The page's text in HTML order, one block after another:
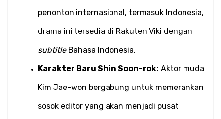
penonton internasional, termasuk Indonesia,
subtitle Bahasa Indonesia.
Karakter Baru Shin Soon-rok: Aktor muda
Kim Jae-won bergabung untuk memerankan
sosok editor yang akan menjadi pusat